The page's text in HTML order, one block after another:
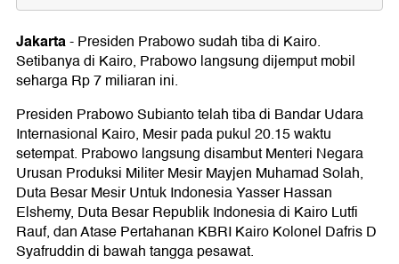
Spesifikasi Mobil Rp 7 Miliaran Tumpangan
Prabowo
Kunjungan Prabowo di Kairo
Jakarta-Presiden Prabowo sudah tiba di Kairo.
Setibanya di Kairo, Prabowo langsung dijemput mobil
seharga Rp 7 miliaran ini.
Presiden Prabowo Subianto telah tiba di Bandar Udara
Internasional Kairo, Mesir pada pukul 20.15 waktu
setempat. Prabowo langsung disambut Menteri Negara
Urusan Produksi Militer Mesir Mayjen Muhamad Solah,
Duta Besar Mesir Untuk Indonesia Yasser Hassan
Elshemy, Duta Besar Republik Indonesia di Kairo Lutfi
Rauf, dan Atase Pertahanan KBRI Kairo Kolonel Dafris D
Syafruddin di bawah tangga pesawat.